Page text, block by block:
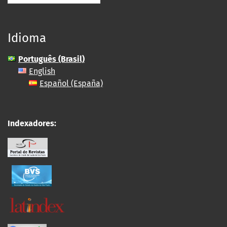
Idioma
Português (Brasil)
English
Español (España)
Indexadores: